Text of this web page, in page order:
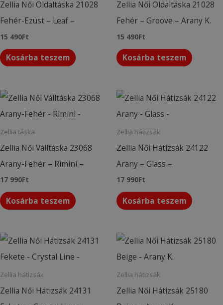
Zellia Női Oldaltáska 21028
Fehér-Ezüst – Leaf –
15 490Ft
Kosárba teszem
Zellia Női Oldaltáska 21028
Fehér – Groove – Arany K.
15 490Ft
Kosárba teszem
Zellia táska
Zellia Női Válltáska 23068
Arany-Fehér – Rimini –
17 990Ft
Kosárba teszem
Zellia hátizsák
Zellia Női Hátizsák 24122
Arany – Glass –
17 990Ft
Kosárba teszem
Zellia hátizsák
Zellia Női Hátizsák 24131
Zellia hátizsák
Zellia Női Hátizsák 25180